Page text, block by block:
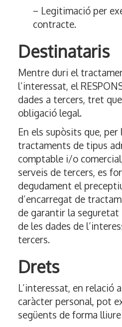
− Legitimació per
contracte.
Destinataris
Mentre duri el
l’interessat, el
dades a tercers, tret
obligació legal.
En els supòsits que,
tractaments de tipus
comptable i/o
serveis de tercers, es
degudament el
d’encarregat de
de garantir la
de les dades de
tercers.
Drets
L’interessat, en relació
caràcter personal, pot
següents de forma